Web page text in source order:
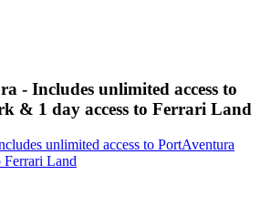
- Includes unlimited access to
& 1 day access to Ferrari Land
unlimited access to PortAventura
Ferrari Land